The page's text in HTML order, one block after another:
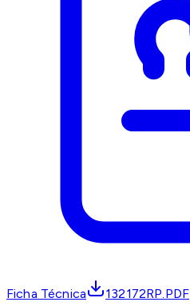
Ficha Técnica 132172RP.PDF